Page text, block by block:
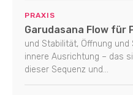
PRAXIS
Garudasana Flow für
und Stabilität, Öffnung und
innere Ausrichtung – das
dieser Sequenz und...